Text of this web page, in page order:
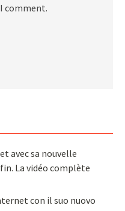
comment.
avec sa nouvelle
La vidéo complète
con il suo nuovo